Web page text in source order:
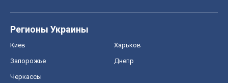
Регионы Украины
Киев Харьков
Запорожье Днепр
Черкассы